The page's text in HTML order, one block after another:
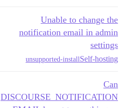
Unable to change the
notification email in admin
settings
Self-hosting
unsupported-install
Can
DISCOURSE_NOTIFICATION